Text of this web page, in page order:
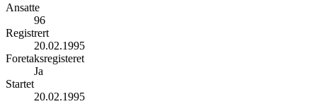
Ansatte
96
Registrert
20.02.1995
Foretaksregisteret
Ja
Startet
20.02.1995